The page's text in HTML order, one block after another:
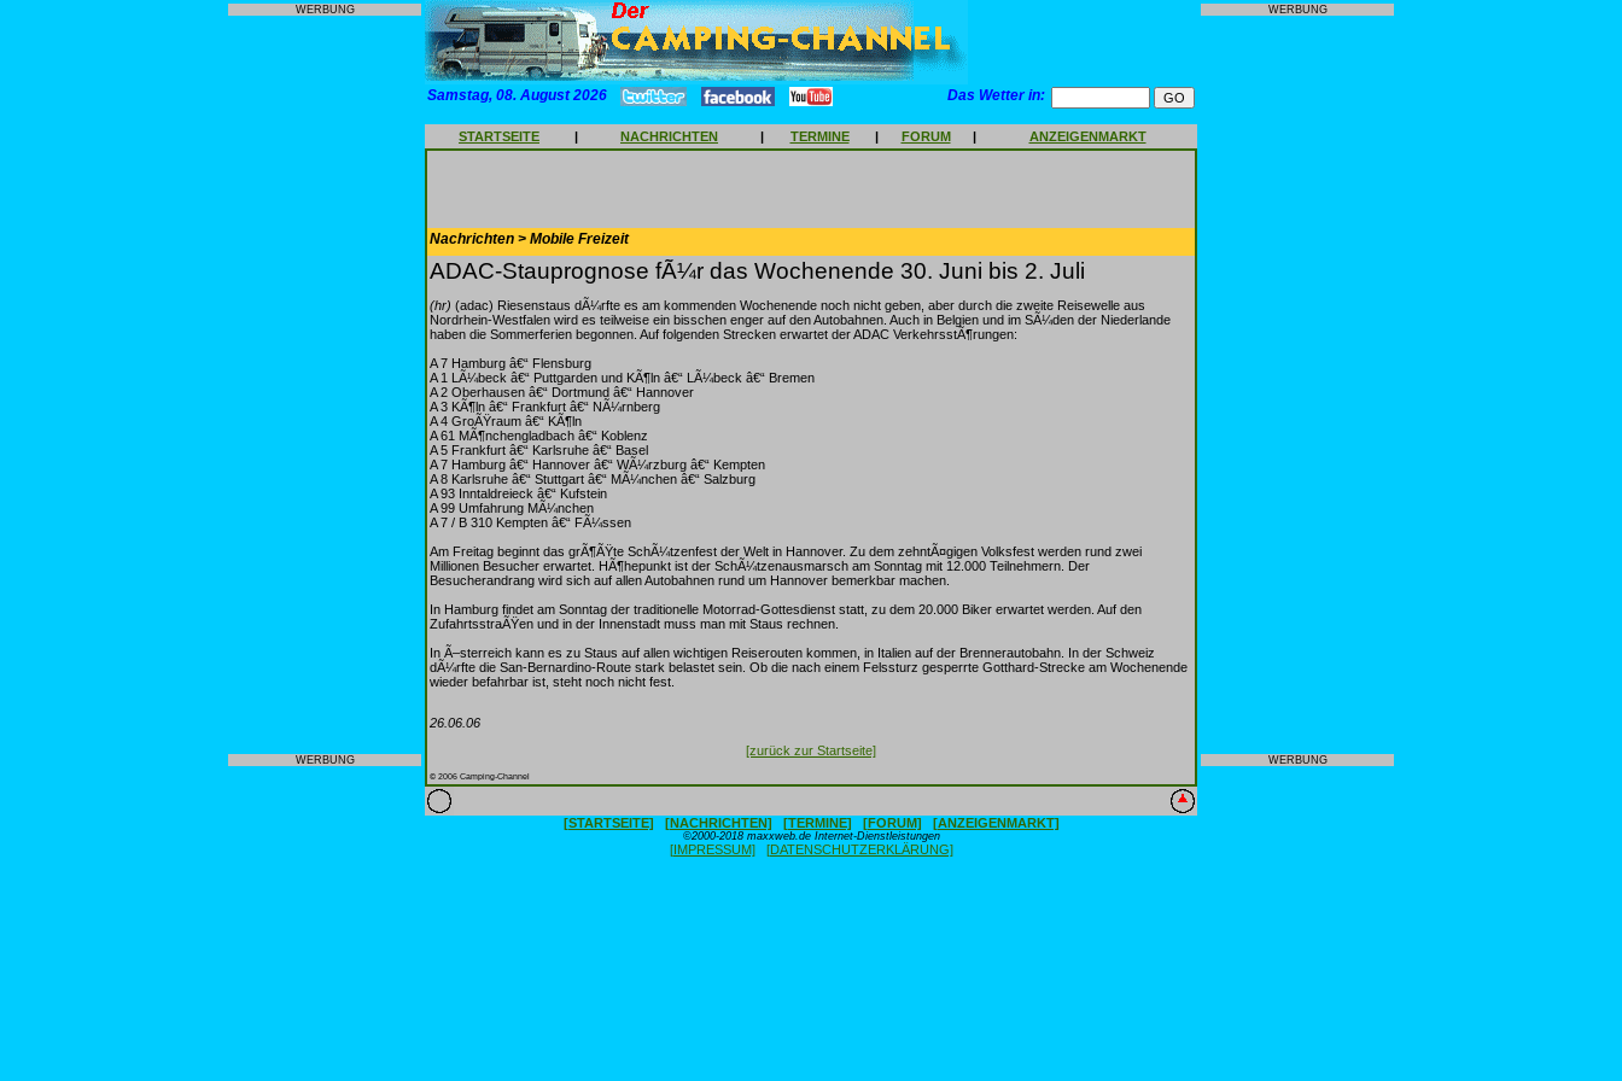
WERBUNG
WERBUNG
Samstag, 08. August 2026 Das Wetter in:
STARTSEITE | NACHRICHTEN | TERMINE | FORUM | ANZEIGENMARKT
Nachrichten > Mobile Freizeit
ADAC-Stauprognose fÃ¼r das Wochenende 30. Juni bis 2. Juli
(hr) (adac) Riesenstaus dÃ¼rfte es am kommenden Wochenende noch nicht geben, aber durch die zweite Reisewelle aus
Nordrhein-Westfalen wird es teilweise ein bisschen enger auf den Autobahnen. Auch in Belgien und im SÃ¼den der Niederlande
haben die Sommerferien begonnen. Auf folgenden Strecken erwartet der ADAC VerkehrsstÃ¶rungen:
A 7 Hamburg â€“ Flensburg
A 1 LÃ¼beck â€“ Puttgarden und KÃ¶ln â€“ LÃ¼beck â€“ Bremen
A 2 Oberhausen â€“ Dortmund â€“ Hannover
A 3 KÃ¶ln â€“ Frankfurt â€“ NÃ¼rnberg
A 4 GroÃŸraum â€“ KÃ¶ln
A 61 MÃ¶nchengladbach â€“ Koblenz
A 5 Frankfurt â€“ Karlsruhe â€“ Basel
A 7 Hamburg â€“ Hannover â€“ WÃ¼rzburg â€“ Kempten
A 8 Karlsruhe â€“ Stuttgart â€“ MÃ¼nchen â€“ Salzburg
A 93 Inntaldreieck â€“ Kufstein
A 99 Umfahrung MÃ¼nchen
A 7 / B 310 Kempten â€“ FÃ¼ssen
Am Freitag beginnt das grÃ¶ÃŸte SchÃ¼tzenfest der Welt in Hannover. Zu dem zehntÃ¤gigen Volksfest werden rund zwei
Millionen Besucher erwartet. HÃ¶hepunkt ist der SchÃ¼tzenausmarsch am Sonntag mit 12.000 Teilnehmern. Der
Besucherandrang wird sich auf allen Autobahnen rund um Hannover bemerkbar machen.
In Hamburg findet am Sonntag der traditionelle Motorrad-Gottesdienst statt, zu dem 20.000 Biker erwartet werden. Auf den
ZufahrtsstraÃŸen und in der Innenstadt muss man mit Staus rechnen.
In Ã–sterreich kann es zu Staus auf allen wichtigen Reiserouten kommen, in Italien auf der Brennerautobahn. In der Schweiz
dÃ¼rfte die San-Bernardino-Route stark belastet sein. Ob die nach einem Felssturz gesperrte Gotthard-Strecke am Wochenende
wieder befahrbar ist, steht noch nicht fest.
26.06.06
[zurück zur Startseite]
© 2006 Camping-Channel
[STARTSEITE] [NACHRICHTEN] [TERMINE] [FORUM] [ANZEIGENMARKT]
©2000-2018 maxxweb.de Internet-Dienstleistungen
[IMPRESSUM] [DATENSCHUTZERKLÄRUNG]
WERBUNG
WERBUNG